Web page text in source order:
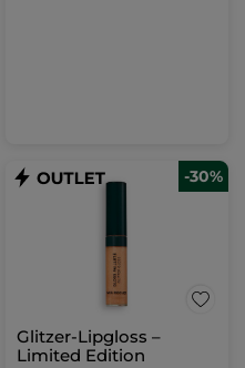
-30%
Glitzer-Lipgloss –
Limited Edition